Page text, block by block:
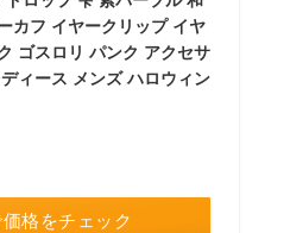
カフ イヤークリップ イヤ
ゴスロリ パンク アクセサ
ィース メンズ ハロウィン
格をチェック